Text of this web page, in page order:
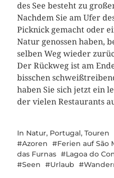
des See besteht zu
Nachdem Sie am Ufer
Picknick gemacht oder
Natur genossen haben,
selben Weg wieder
Der Rückweg ist am
bisschen
haben Sie sich jetzt ein
der vielen Restaurants
In Natur, Portugal, Touren
Azoren
Ferien auf São
das Furnas
Lagoa do
Seen
Urlaub